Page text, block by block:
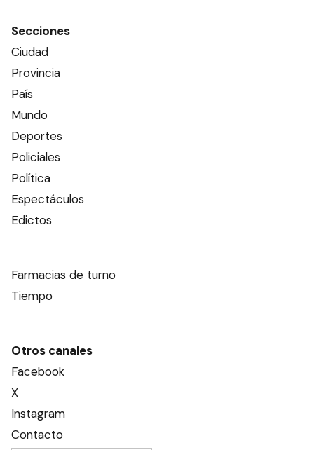
Secciones
Ciudad
Provincia
País
Mundo
Deportes
Policiales
Política
Espectáculos
Edictos
Farmacias de turno
Tiempo
Otros canales
Facebook
X
Instagram
Contacto